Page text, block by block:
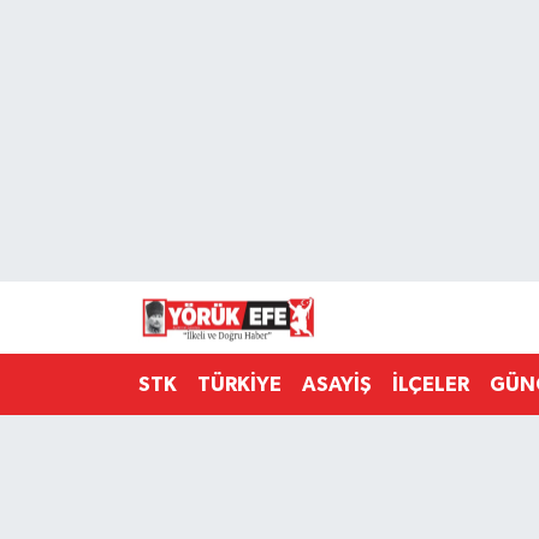
STK TÜRKİYE ASAYİŞ İLÇELER
Süper Lig Puan Durumu ve Fikstür
Tüm Manşetler